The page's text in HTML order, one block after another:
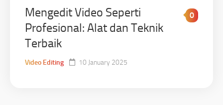
Mengedit Video Seperti
Profesional: Alat dan Teknik
Terbaik
0
Video Editing 10 January 2025